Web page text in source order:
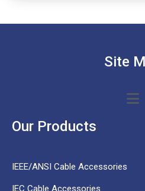
Site
Our Products
IEEE/ANSI Cable Accessories
IEC Cable Accessories